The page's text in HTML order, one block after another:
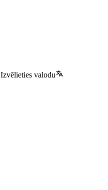
Izvēlieties valodu